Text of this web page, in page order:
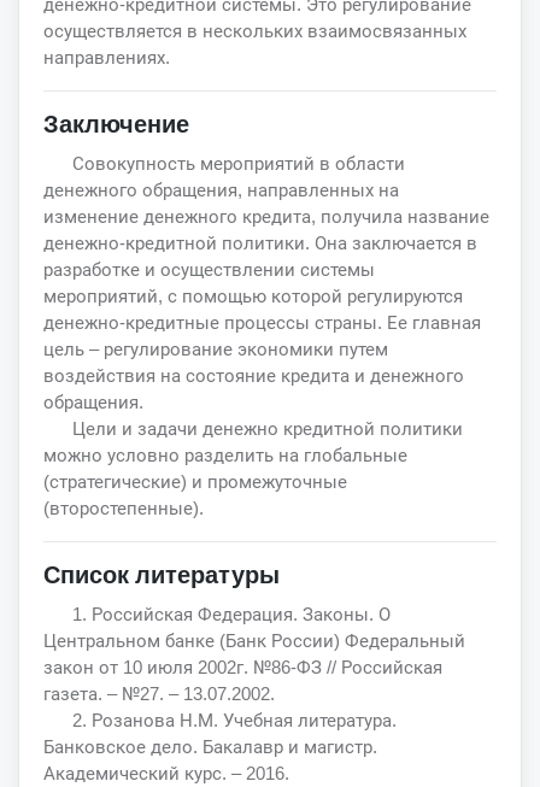
денежно-кредитной системы. Это регулирование
осуществляется в нескольких взаимосвязанных
направлениях.
Заключение
Совокупность мероприятий в области
денежного обращения, направленных на
изменение денежного кредита, получила название
денежно-кредитной политики. Она заключается в
разработке и осуществлении системы
мероприятий, с помощью которой регулируются
денежно-кредитные процессы страны. Ее главная
цель – регулирование экономики путем
воздействия на состояние кредита и денежного
обращения.
Цели и задачи денежно кредитной политики
можно условно разделить на глобальные
(стратегические) и промежуточные
(второстепенные).
Список литературы
1. Российская Федерация. Законы. О
Центральном банке (Банк России) Федеральный
закон от 10 июля 2002г. №86-ФЗ // Российская
газета. – №27. – 13.07.2002.
2. Розанова Н.М. Учебная литература.
Банковское дело. Бакалавр и магистр.
Академический курс. – 2016.